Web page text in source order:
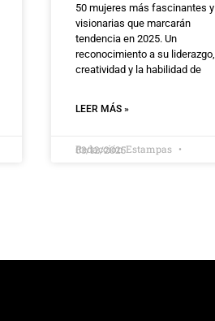
50 mujeres más fascinantes y
visionarias que marcarán
tendencia en 2025. Un
reconocimiento a su liderazgo,
creatividad y la habilidad de
LEER MÁS »
Redacción Estampas
03/12/2025